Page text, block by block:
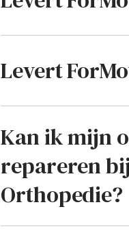
Levert
Kan ik mijn
repareren
Orthopedie?